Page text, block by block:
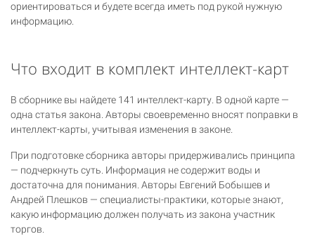
ориентироваться и будете всегда иметь под рукой нужную
информацию.
Что входит в комплект интеллект-карт
В сборнике вы найдете 141 интеллект-карту. В одной карте —
одна статья закона. Авторы своевременно вносят поправки в
интеллект-карты, учитывая изменения в законе.
При подготовке сборника авторы придерживались принципа
— подчеркнуть суть. Информация не содержит воды и
достаточна для понимания. Авторы Евгений Бобышев и
Андрей Плешков — специалисты-практики, которые знают,
какую информацию должен получать из закона участник
торгов.